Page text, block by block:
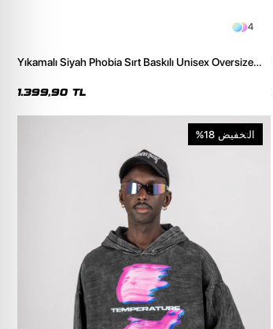
4
Yıkamalı Siyah Phobia Sırt Baskılı Unisex Oversize
1.399,90 TL
%18 التخفيض